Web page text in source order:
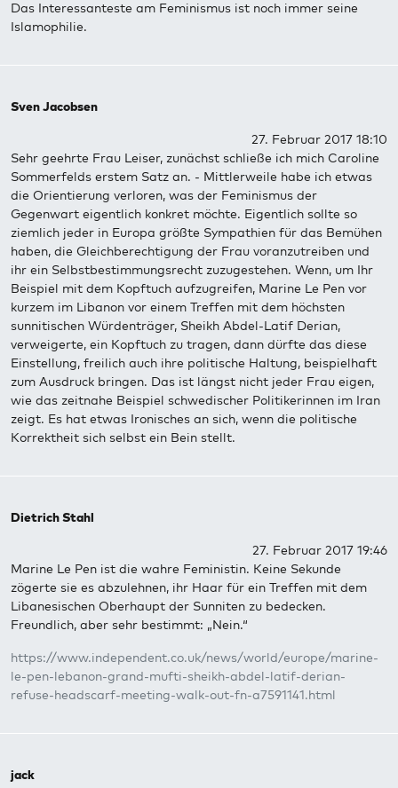
Das Interessanteste am Feminismus ist noch immer seine
Islamophilie.
Sven Jacobsen
27. Februar 2017 18:10
Sehr geehrte Frau Leiser, zunächst schließe ich mich Caroline
Sommerfelds erstem Satz an. - Mittlerweile habe ich etwas
die Orientierung verloren, was der Feminismus der
Gegenwart eigentlich konkret möchte. Eigentlich sollte so
ziemlich jeder in Europa größte Sympathien für das Bemühen
haben, die Gleichberechtigung der Frau voranzutreiben und
ihr ein Selbstbestimmungsrecht zuzugestehen. Wenn, um Ihr
Beispiel mit dem Kopftuch aufzugreifen, Marine Le Pen vor
kurzem im Libanon vor einem Treffen mit dem höchsten
sunnitischen Würdenträger, Sheikh Abdel-Latif Derian,
verweigerte, ein Kopftuch zu tragen, dann dürfte das diese
Einstellung, freilich auch ihre politische Haltung, beispielhaft
zum Ausdruck bringen. Das ist längst nicht jeder Frau eigen,
wie das zeitnahe Beispiel schwedischer Politikerinnen im Iran
zeigt. Es hat etwas Ironisches an sich, wenn die politische
Korrektheit sich selbst ein Bein stellt.
Dietrich Stahl
27. Februar 2017 19:46
Marine Le Pen ist die wahre Feministin. Keine Sekunde
zögerte sie es abzulehnen, ihr Haar für ein Treffen mit dem
Libanesischen Oberhaupt der Sunniten zu bedecken.
Freundlich, aber sehr bestimmt: „Nein.“
https://www.independent.co.uk/news/world/europe/marine-
le-pen-lebanon-grand-mufti-sheikh-abdel-latif-derian-
refuse-headscarf-meeting-walk-out-fn-a7591141.html
jack